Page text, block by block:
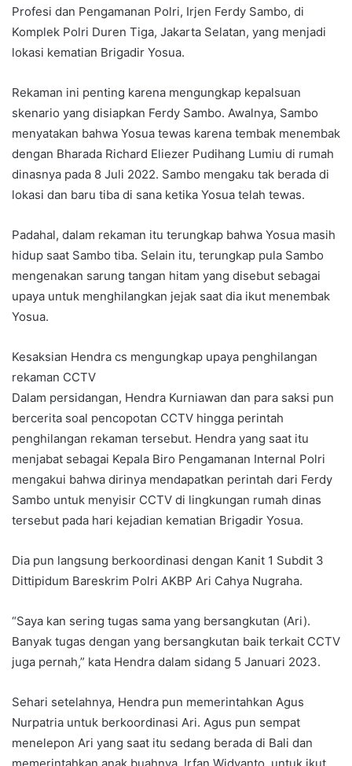
Profesi dan Pengamanan Polri, Irjen Ferdy Sambo, di
Komplek Polri Duren Tiga, Jakarta Selatan, yang menjadi
lokasi kematian Brigadir Yosua.
Rekaman ini penting karena mengungkap kepalsuan
skenario yang disiapkan Ferdy Sambo. Awalnya, Sambo
menyatakan bahwa Yosua tewas karena tembak menembak
dengan Bharada Richard Eliezer Pudihang Lumiu di rumah
dinasnya pada 8 Juli 2022. Sambo mengaku tak berada di
lokasi dan baru tiba di sana ketika Yosua telah tewas.
Padahal, dalam rekaman itu terungkap bahwa Yosua masih
hidup saat Sambo tiba. Selain itu, terungkap pula Sambo
mengenakan sarung tangan hitam yang disebut sebagai
upaya untuk menghilangkan jejak saat dia ikut menembak
Yosua.
Kesaksian Hendra cs mengungkap upaya penghilangan
rekaman CCTV
Dalam persidangan, Hendra Kurniawan dan para saksi pun
bercerita soal pencopotan CCTV hingga perintah
penghilangan rekaman tersebut. Hendra yang saat itu
menjabat sebagai Kepala Biro Pengamanan Internal Polri
mengakui bahwa dirinya mendapatkan perintah dari Ferdy
Sambo untuk menyisir CCTV di lingkungan rumah dinas
tersebut pada hari kejadian kematian Brigadir Yosua.
Dia pun langsung berkoordinasi dengan Kanit 1 Subdit 3
Dittipidum Bareskrim Polri AKBP Ari Cahya Nugraha.
“Saya kan sering tugas sama yang bersangkutan (Ari).
Banyak tugas dengan yang bersangkutan baik terkait CCTV
juga pernah,” kata Hendra dalam sidang 5 Januari 2023.
Sehari setelahnya, Hendra pun memerintahkan Agus
Nurpatria untuk berkoordinasi Ari. Agus pun sempat
menelepon Ari yang saat itu sedang berada di Bali dan